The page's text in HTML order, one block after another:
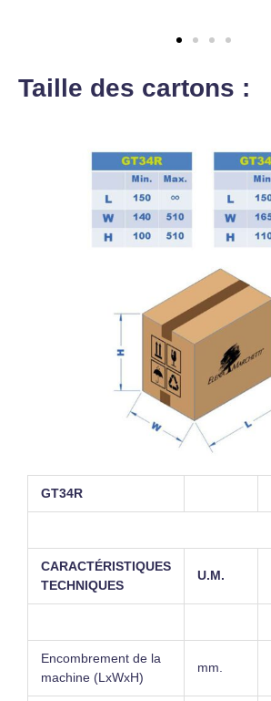
Taille des cartons :
GT34R
CARACTÉRISTIQUES
TECHNIQUES
U.M.
Encombrement de la
machine (LxWxH)
mm.